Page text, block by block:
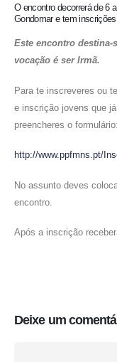
O encontro decorrerá de 6
Gondomar e tem
Este encontro destina-
vocação é ser Irmã.
Para te inscreveres ou
e inscrição jovens que
preencheres o formulário:
http://www.ppfmns.pt/
No assunto deves
encontro.
Após a inscrição
Deixe um